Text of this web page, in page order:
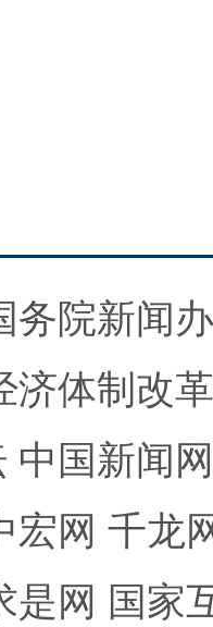
务院新闻
济体制改
中国新闻网
宏网 千龙
是网 国家